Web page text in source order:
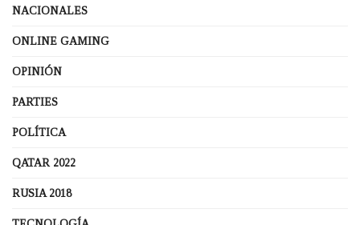
NACIONALES
ONLINE GAMING
OPINIÓN
PARTIES
POLÍTICA
QATAR 2022
RUSIA 2018